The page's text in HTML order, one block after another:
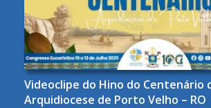
Videoclipe do Hino do Centenário
Arquidiocese de Porto Velho – RO